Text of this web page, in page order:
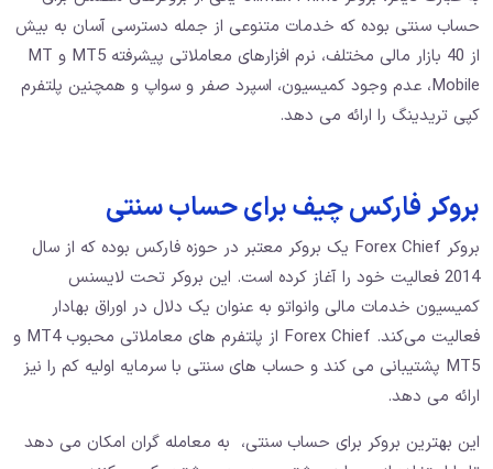
حساب سنتی بوده که خدمات متنوعی از جمله دسترسی آسان به بیش
از 40 بازار مالی مختلف، نرم ‌افزارهای معاملاتی پیشرفته MT5 و MT
Mobile، عدم وجود کمیسیون، اسپرد صفر و سواپ و همچنین پلتفرم
کپی تریدینگ را ارائه می دهد.
بروکر فارکس چیف برای حساب سنتی
بروکر Forex Chief یک بروکر معتبر در حوزه فارکس بوده که از سال
2014 فعالیت خود را آغاز کرده است. این بروکر تحت لایسنس
کمیسیون خدمات مالی وانواتو به عنوان یک دلال در اوراق بهادار
فعالیت می‌کند. Forex Chief از پلتفرم‌ های معاملاتی محبوب MT4 و
MT5 پشتیبانی می ‌کند و حساب‌ های سنتی با سرمایه اولیه کم را نیز
ارائه می‌ دهد.
این بهترین بروکر برای حساب سنتی، به معامله ‌گران امکان می ‌دهد